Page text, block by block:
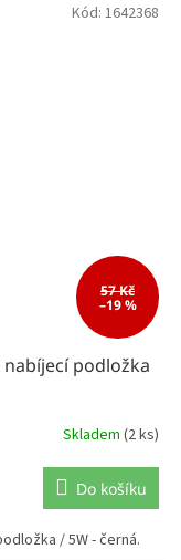
57 Kč
–19 %
nabíjecí podložka
Skladem (2 ks)
Do košíku
/ 5W - černá.
Kód: 1642368